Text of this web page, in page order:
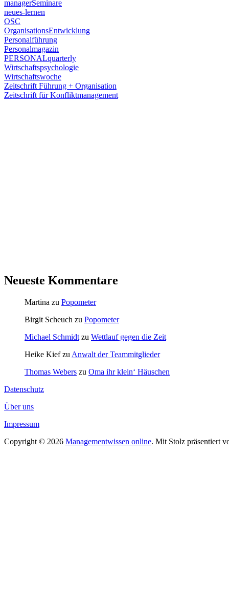
managerSeminare
neues-lernen
OSC
OrganisationsEntwicklung
Personalführung
Personalmagazin
PERSONALquarterly
Wirtschaftspsychologie
Wirtschaftswoche
Zeitschrift Führung + Organisation
Zeitschrift für Konfliktmanagement
Neueste Kommentare
Martina zu Popometer
Birgit Scheuch zu Popometer
Michael Schmidt zu Wettlauf gegen die Zeit
Heike Kiefzu Anwalt der Teammitglieder
Thomas Webers zu Oma ihr klein‘ Häuschen
Datenschutz
Über uns
Impressum
Copyright © 2026 Managementwissen online. Mit Stolz präsentiert